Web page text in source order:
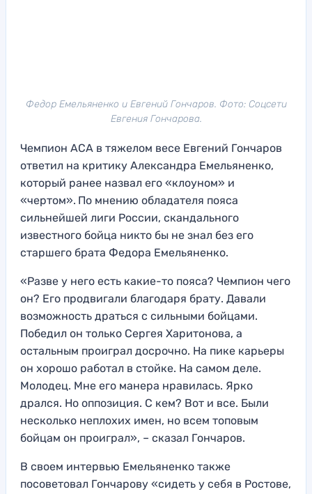
Федор Емельяненко и Евгений Гончаров. Фото: Соцсети
Евгения Гончарова.
Чемпион ACA в тяжелом весе Евгений Гончаров
ответил на критику Александра Емельяненко,
который ранее назвал его «клоуном» и
«чертом». По мнению обладателя пояса
сильнейшей лиги России, скандального
известного бойца никто бы не знал без его
старшего брата Федора Емельяненко.
«Разве у него есть какие-то пояса? Чемпион чего
он? Его продвигали благодаря брату. Давали
возможность драться с сильными бойцами.
Победил он только Сергея Харитонова, а
остальным проиграл досрочно. На пике карьеры
он хорошо работал в стойке. На самом деле.
Молодец. Мне его манера нравилась. Ярко
дрался. Но оппозиция. С кем? Вот и все. Были
несколько неплохих имен, но всем топовым
бойцам он проиграл», – сказал Гончаров.
В своем интервью Емельяненко также
посоветовал Гончарову «сидеть у себя в Ростове,